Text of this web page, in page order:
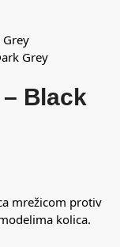
Grey
Black
mrežicom protiv
kolica.